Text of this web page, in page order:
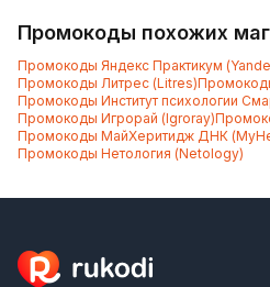
Промокоды похожих
Промокоды Яндекс Практикум
Промокоды Литрес (Litres)
Промокоды Институт психологии
Промокоды Игрорай (Igroray)
Промокоды МайХеритидж ДНК
Промокоды Нетология (Netology)